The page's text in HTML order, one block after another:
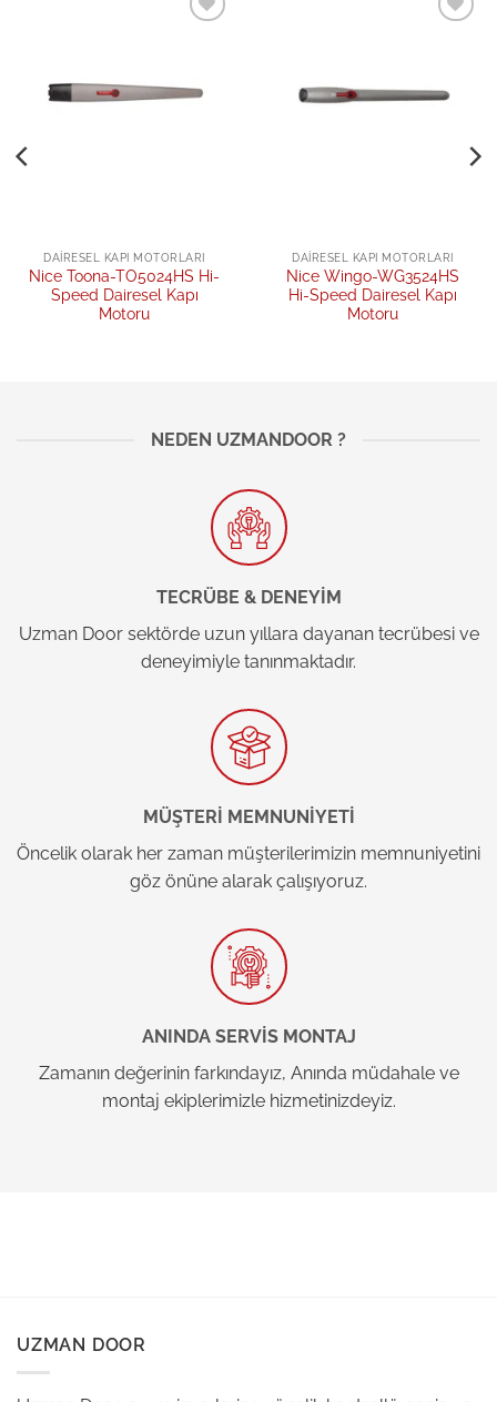
DAIRESEL KAPI MOTORLARI
Nice Toona-TO5024HS Hi-
Speed Dairesel Kapı
Motoru
DAIRESEL KAPI MOTORLARI
Nice Wingo-WG3524HS
Hi-Speed Dairesel Kapı
Motoru
NEDEN UZMANDOOR ?
TECRÜBE & DENEYİM
Uzman Door sektörde uzun yıllara dayanan tecrübesi ve
deneyimiyle tanınmaktadır.
MÜŞTERİ MEMNUNİYETİ
Öncelik olarak her zaman müşterilerimizin memnuniyetini
göz önüne alarak çalışıyoruz.
ANINDA SERVİS MONTAJ
Zamanın değerinin farkındayız, Anında müdahale ve
montaj ekiplerimizle hizmetinizdeyiz.
UZMAN DOOR